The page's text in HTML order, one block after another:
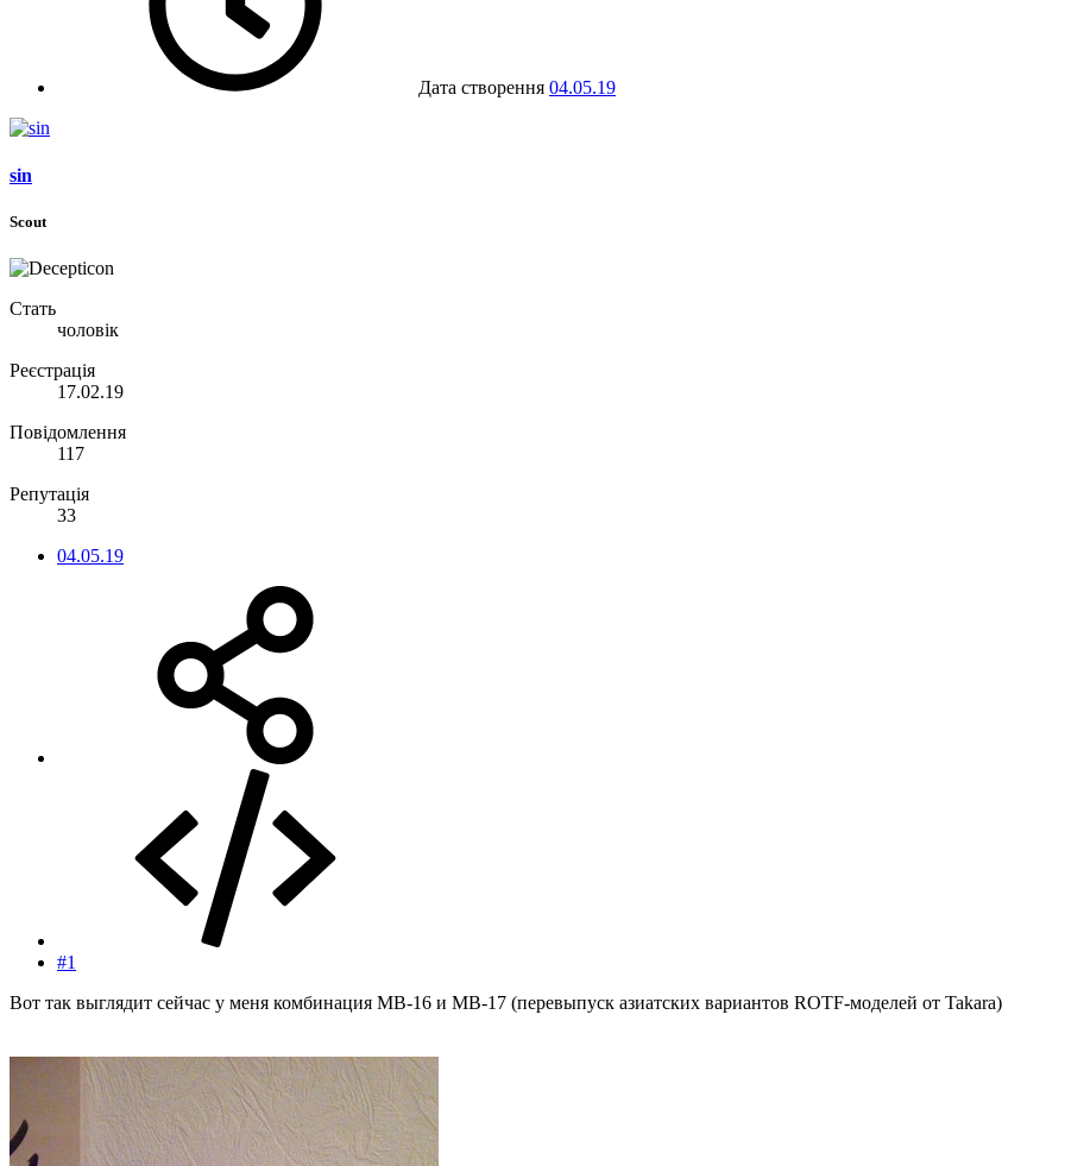
Дата створення 04.05.19
sin
Scout
Стать
чоловік
Реєстрація
17.02.19
Повідомлення
117
Репутація
33
04.05.19
#1
Вот так выглядит сейчас у меня комбинация MB-16 и MB-17 (перевыпуск азиатских вариантов ROTF-моделей от Takara)